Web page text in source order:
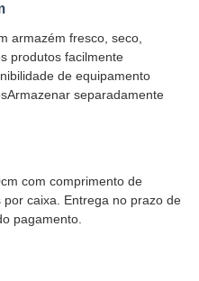
armazém fresco, seco,
produtos facilmente
de equipamento
separadamente
com comprimento de
caixa. Entrega no prazo de
pagamento.